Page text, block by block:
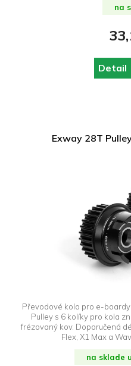
na
Detail
Exway 28T
Převodové kolo pro e-boardy
Pulley s 6 kolíky pro kola
frézovaný kov. Doporučená
Flex, X1 Max a
na sklade